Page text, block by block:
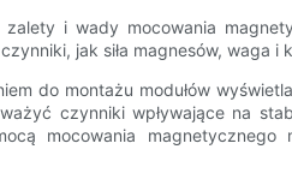
i wady mocowania
jak siła magnesów, waga i
do montażu modułów
czynniki wpływające na
mocowania